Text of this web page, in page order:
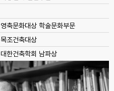
영축문화대상 학술문화부문
목조건축대상
대한건축학회 남파상